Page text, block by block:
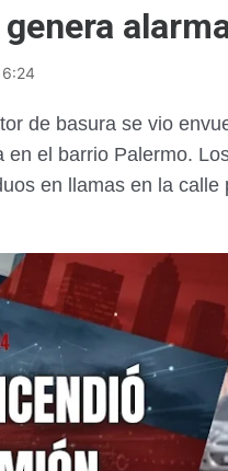
de basura se vio
en el barrio Palermo.
en llamas en la